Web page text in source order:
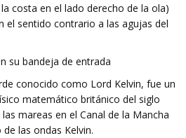
costa en el lado derecho de la ola)
el sentido contrario a las agujas del
su bandeja de entrada
conocido como Lord Kelvin, fue un
matemático británico del siglo
mareas en el Canal de la Mancha
las ondas Kelvin.